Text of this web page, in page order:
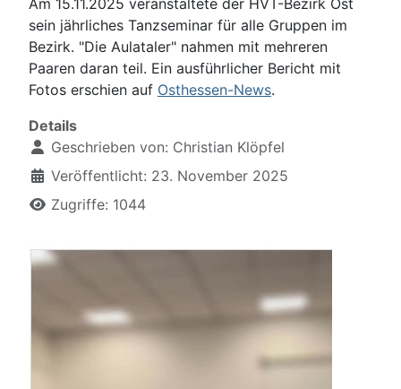
sein jährliches Tanzseminar für alle Gruppen im
Bezirk. "Die Aulataler" nahmen mit mehreren
Paaren daran teil. Ein ausführlicher Bericht mit
Fotos erschien auf Osthessen-News.
Details
Geschrieben von: Christian Klöpfel
Veröffentlicht: 23. November 2025
Zugriffe: 1044